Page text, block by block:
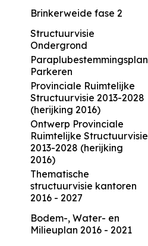
Brinkerweide fase 2
Structuurvisie
Ondergrond
Paraplubestemmingsplan
Parkeren
Provinciale Ruimtelijke
Structuurvisie 2013-2028
(herijking 2016)
Ontwerp Provinciale
Ruimtelijke Structuurvisie
2013-2028 (herijking
2016)
Thematische
structuurvisie kantoren
2016 - 2027
Bodem-, Water- en
Milieuplan 2016 - 2021